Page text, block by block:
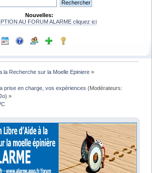
Nouvelles:
AU FORUM ALARME cliquez ici
la Recherche sur la Moelle Epiniere »
prise en charge, vos expériences (Modérateurs:
) »